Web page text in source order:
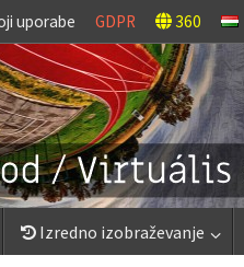
uporabe GDPR 360
Izredno izobraževanje